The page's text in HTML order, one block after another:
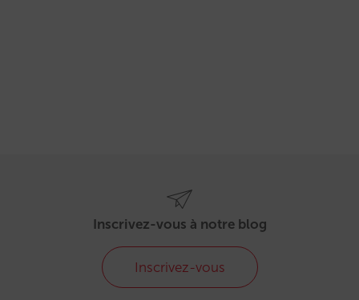
Inscrivez-vous à notre blog
Inscrivez-vous